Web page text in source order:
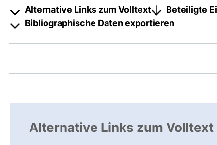
Alternative Links zum Volltext
Beteiligte
Bibliographische Daten exportieren
Alternative Links zum Volltext